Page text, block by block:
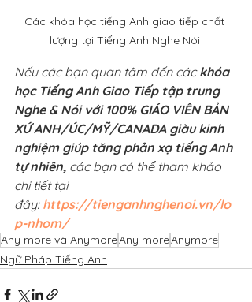
Các khóa học tiếng Anh giao tiếp chất
lượng tại Tiếng Anh Nghe Nói
Nếu các bạn quan tâm đến các khóa
học Tiếng Anh Giao Tiếp tập trung
Nghe & Nói với 100% GIÁO VIÊN BẢN
XỨ ANH/ÚC/MỸ/CANADA giàu kinh
nghiệm giúp tăng phản xạ tiếng Anh
tự nhiên, các bạn có thể tham khảo
chi tiết tại
đây: https://tienganhnghenoi.vn/lo
p-nhom/
Any more và AnymoreAny moreAnymore
Ngữ Pháp Tiếng Anh